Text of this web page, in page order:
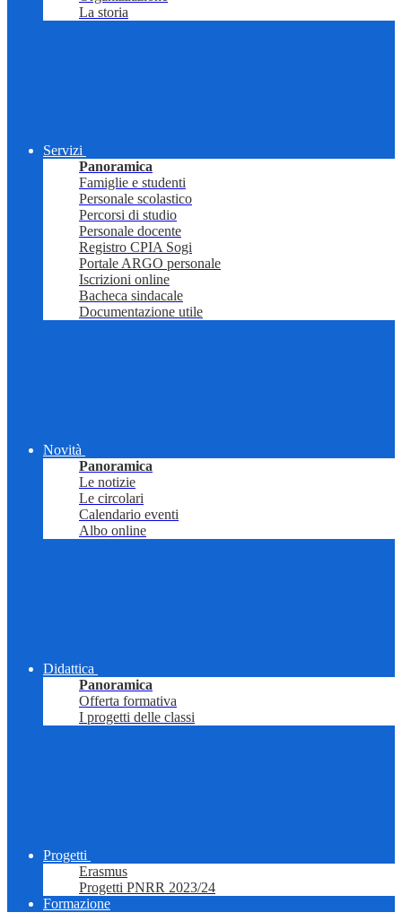
La storia
Servizi
Panoramica
Famiglie e studenti
Personale scolastico
Percorsi di studio
Personale docente
Registro CPIA Sogi
Portale ARGO personale
Iscrizioni online
Bacheca sindacale
Documentazione utile
Novità
Panoramica
Le notizie
Le circolari
Calendario eventi
Albo online
Didattica
Panoramica
Offerta formativa
I progetti delle classi
Progetti
Erasmus
Progetti PNRR 2023/24
Formazione